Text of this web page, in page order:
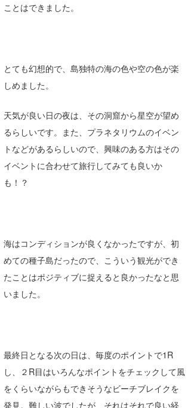
ことはできました。
とても幻想的で、島独特の海の色や空の色が楽
しめました。
天気が良い日の夜は、その洞窟から星空が望め
るらしいです。また、プラネタリウムのイベン
トなどがあるらしいので、興味のある方はその
イベントに合わせて旅行してみても良いか
も！？
海はコンディションが良くなかったですが、初
めての種子島だったので、こういう観光ができ
たことはポジティブに捉えると良かったなと思
いました。
最終日となる次の日は、毎度のポイントで1R
し、２R目はいろんなポイントをチェックして風
をくらいながらもできそうなビーチブレイクを
発見。難しい波でしたが、それはそれで良い経
Romisea